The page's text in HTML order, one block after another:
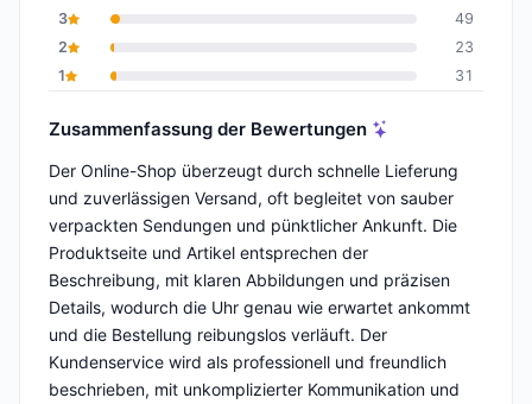
3
49
2
23
1
31
Zusammenfassung der Bewertungen
Der Online-Shop überzeugt durch schnelle Lieferung
und zuverlässigen Versand, oft begleitet von sauber
verpackten Sendungen und pünktlicher Ankunft. Die
Produktseite und Artikel entsprechen der
Beschreibung, mit klaren Abbildungen und präzisen
Details, wodurch die Uhr genau wie erwartet ankommt
und die Bestellung reibungslos verläuft. Der
Kundenservice wird als professionell und freundlich
beschrieben, mit unkomplizierter Kommunikation und